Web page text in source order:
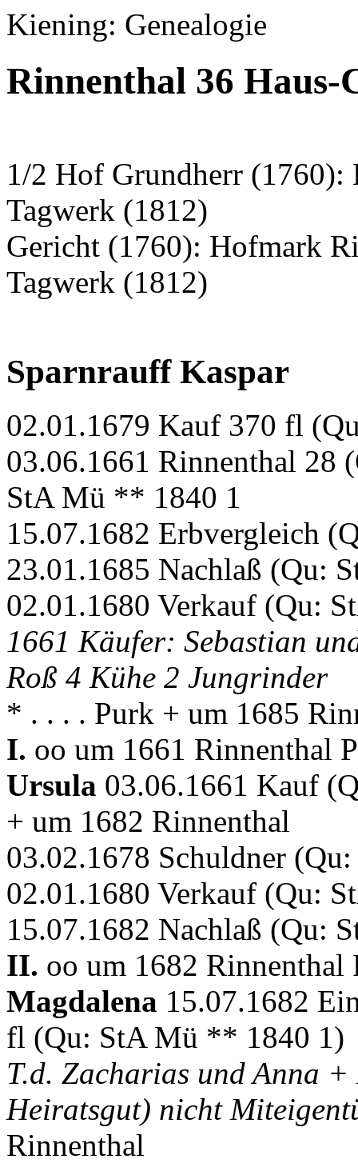
Kiening: Genealogie
Rinnenthal 36
1/2 Hof Grundherr
Tagwerk (1812)
Gericht (1760): Hofmark
Tagwerk (1812)
Sparnrauff Kaspar
02.01.1679 Kauf 370 fl
03.06.1661 Rinnenthal 28
StA Mü ** 1840 1
15.07.1682 Erbvergleich
23.01.1685 Nachlaß (Qu:
02.01.1680 Verkauf (Qu:
1661 Käufer: Sebastian
Roß 4 Kühe 2 Jungrinder
* . . . . Purk + um 1685
I. oo um 1661 Rinnenthal
Ursula 03.06.1661 Kauf
+ um 1682 Rinnenthal
03.02.1678 Schuldner
02.01.1680 Verkauf (Qu:
15.07.1682 Nachlaß (Qu:
II. oo um 1682 Rinnenthal
Magdalena 15.07.1682
fl (Qu: StA Mü ** 1840 1)
T.d. Zacharias und Anna
Heiratsgut) nicht
Rinnenthal